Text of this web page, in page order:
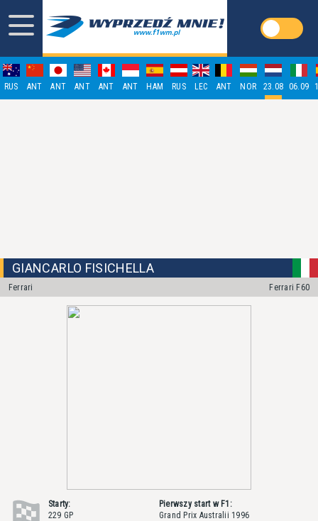
RUS ANT ANT ANT ANT ANT HAM RUS LEC ANT NOR 23.08 06.09
GIANCARLO FISICHELLA
Ferrari Ferrari F60
Starty:
229 GP
Pierwszy start w F1:
Grand Prix Australii 1996